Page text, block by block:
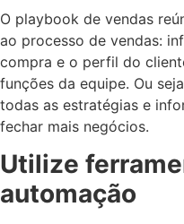
O playbook de vendas
ao processo de vendas:
compra e o perfil do
funções da equipe. Ou
todas as estratégias e
fechar mais negócios.
Utilize
automação